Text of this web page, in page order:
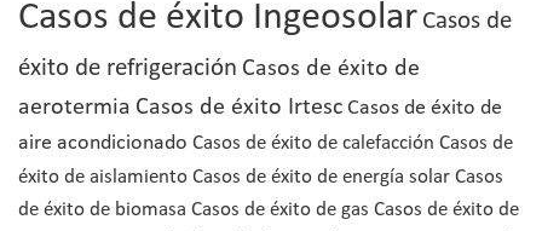
Casos de éxito Ingeosolar Casos de
éxito de refrigeración Casos de éxito de
aerotermia Casos de éxito Irtesc Casos de éxito de
aire acondicionado Casos de éxito de calefacción Casos de
éxito de aislamiento Casos de éxito de energía solar Casos
de éxito de biomasa Casos de éxito de gas Casos de éxito de